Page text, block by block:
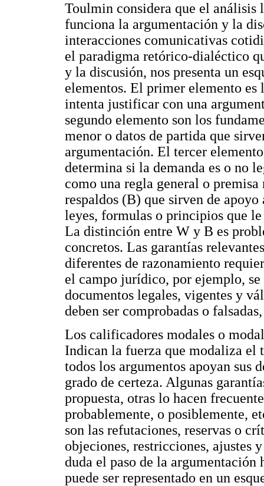
Toulmin considera que el análisis
funciona la argumentación y la
interacciones comunicativas
el paradigma retórico-dialéctico
y la discusión, nos presenta un
elementos. El primer elemento
intenta justificar con una
segundo elemento son los
menor o datos de partida que
argumentación. El tercer
determina si la demanda es o no
como una regla general o
respaldos (B) que sirven de
leyes, formulas o principios que
La distinción entre W y B es
concretos. Las garantías
diferentes de razonamiento
el campo jurídico, por ejemplo,
documentos legales, vigentes y
deben ser comprobadas o
Los calificadores modales o
Indican la fuerza que modaliza el
todos los argumentos apoyan sus
grado de certeza. Algunas
propuesta, otras lo hacen
probablemente, o posiblemente,
son las refutaciones, reservas o
objeciones, restricciones, ajustes
duda el paso de la argumentación
puede ser representado en un